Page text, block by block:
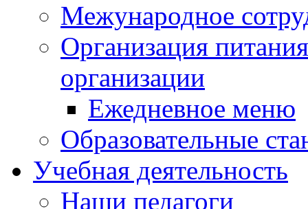
Межународное
Организация
организации
Ежедневное меню
Образовательные
Учебная деятельность
Наши педагоги